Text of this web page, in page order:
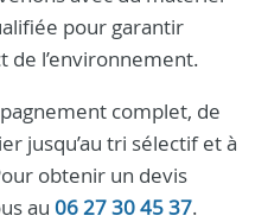
pour garantir
de l’environnement.
complet, de
jusqu’au tri sélectif et à
obtenir un devis
au 06 27 30 45 37.